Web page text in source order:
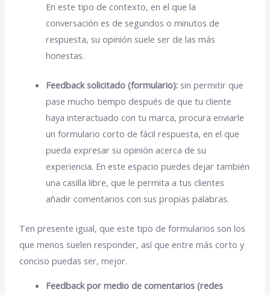
En este tipo de contexto, en el que la
conversación es de segundos o minutos de
respuesta, su opinión suele ser de las más
honestas.
Feedback solicitado (formulario): sin permitir que
pase mucho tiempo después de que tu cliente
haya interactuado con tu marca, procura enviarle
un formulario corto de fácil respuesta, en el que
pueda expresar su opinión acerca de su
experiencia. En este espacio puedes dejar también
una casilla libre, que le permita a tus clientes
añadir comentarios con sus propias palabras.
Ten presente igual, que este tipo de formularios son los
que menos suelen responder, así que entre más corto y
conciso puedas ser, mejor.
Feedback por medio de comentarios (redes